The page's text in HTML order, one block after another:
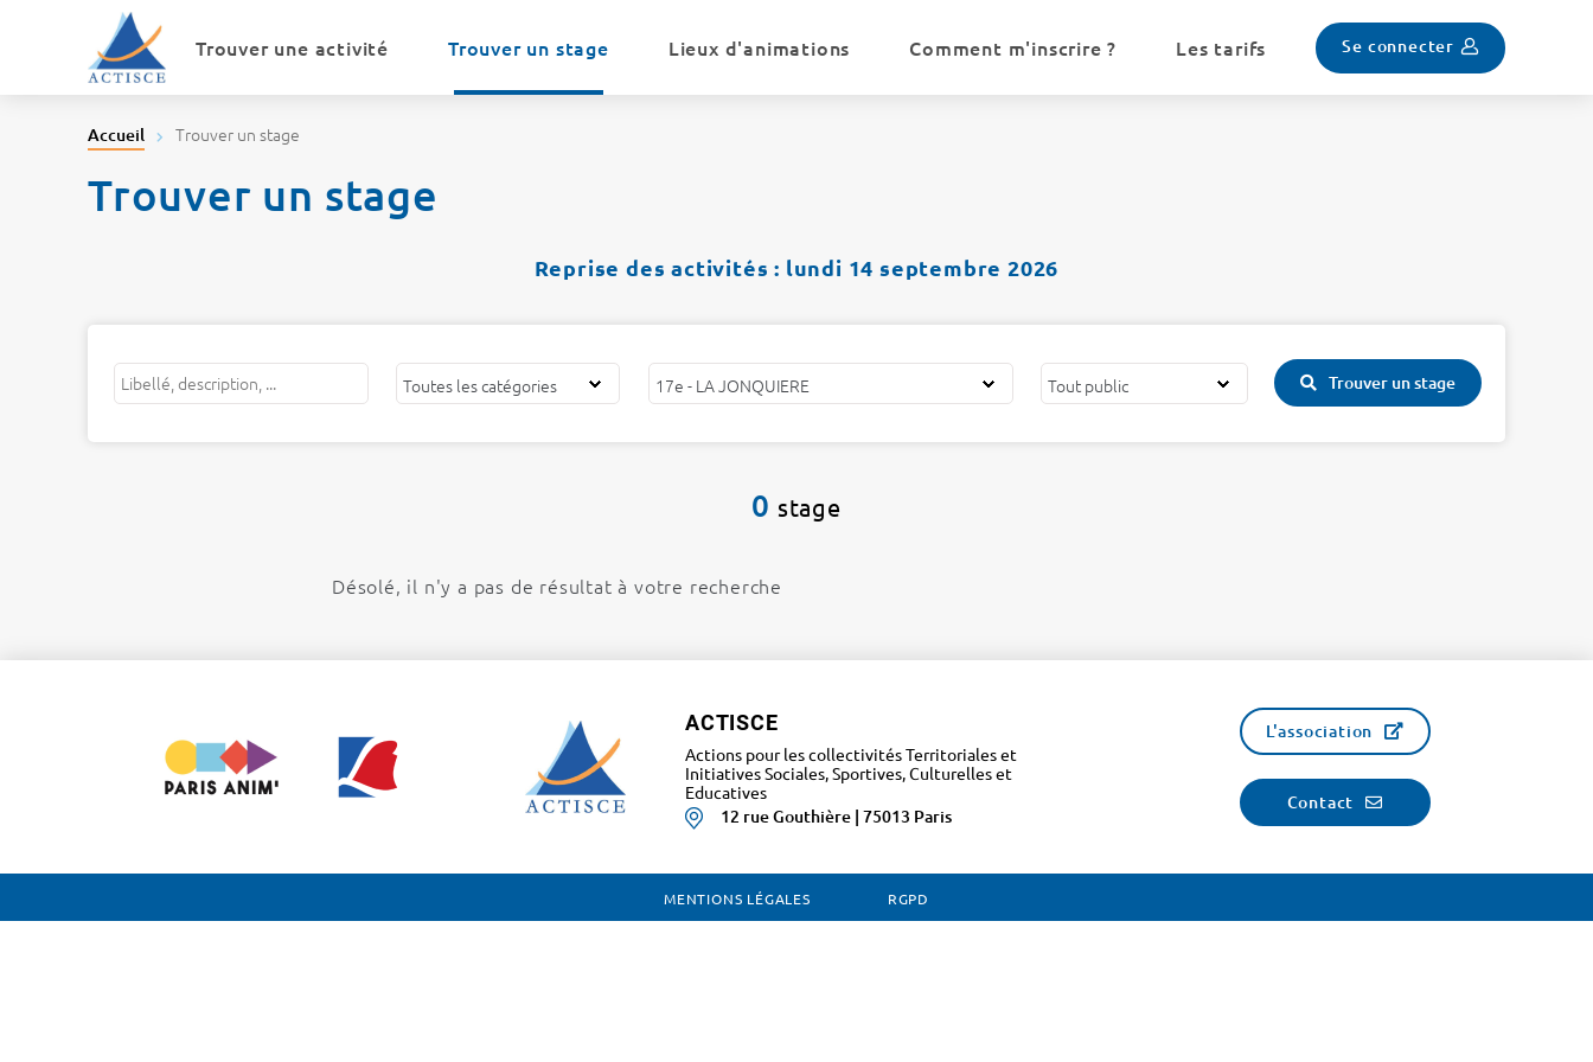
Trouver une activité
Trouver un stage Lieux d'animations Comment m'inscrire ? Les tarifs Se connecter
Accueil Trouver un stage
Trouver un stage
Reprise des activités : lundi 14 septembre 2026
Mots
Filtrer
Filtrer
Filtrer
Trouver un stage
0 stage
Désolé, il n'y a pas de résultat à votre recherche
ACTISCE
Actions pour les collectivités Territoriales et
Initiatives Sociales, Sportives, Culturelles et
Educatives
12 rue Gouthière | 75013 Paris
L'association
Contact
MENTIONS LÉGALES RGPD